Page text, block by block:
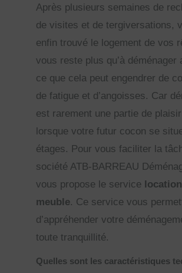
Après plusieurs semaines de
de visites et de tergiversations,
enfin trouvé le logement de vos
vous reste plus qu’à déménager
ce que cela peut engendrer de
de fatigue et d’angoisses. Car
est rarement une partie de
lorsque votre futur cocon se
étages. Pour vous faciliter la
société ATB-BARREAU
vous propose le service
meuble. Ce service vous
d’appréhender votre
toute tranquillité.
Quelles sont les caractéristiques